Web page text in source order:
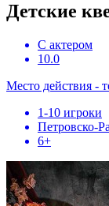
Детские
С актером
10.0
Место действия -
1-10 игроки
Петровско-
6+